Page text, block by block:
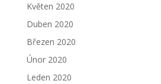
Květen 2020
Duben 2020
Březen 2020
Únor 2020
Leden 2020